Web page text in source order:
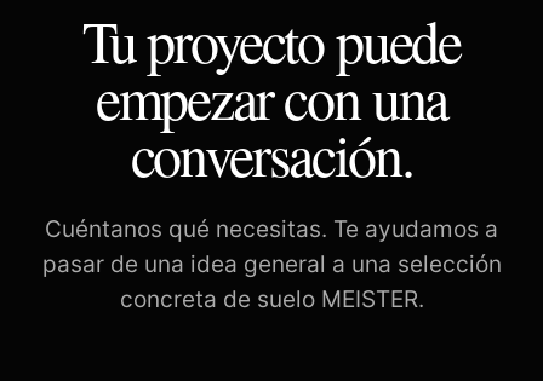
Tu proyecto puede
empezar con una
conversación.
Cuéntanos qué necesitas. Te ayudamos a
pasar de una idea general a una selección
concreta de suelo MEISTER.